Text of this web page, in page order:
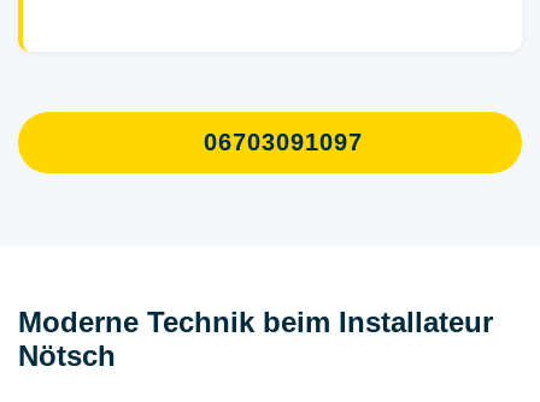
06703091097
Moderne Technik beim Installateur
Nötsch